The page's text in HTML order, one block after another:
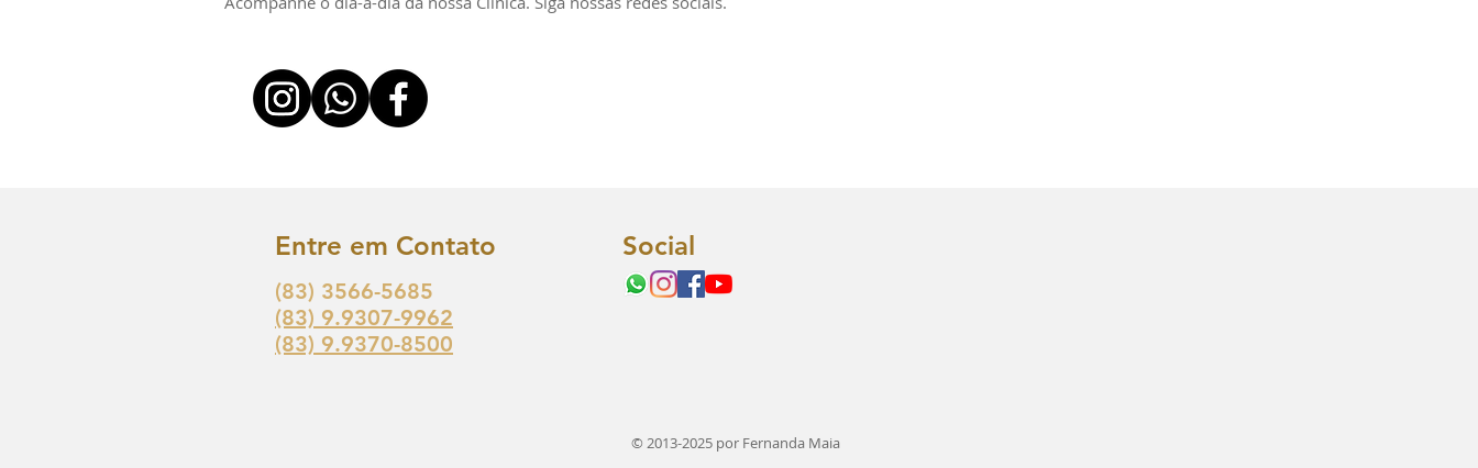
Entre em Contato
(83) 3566-5685
(83) 9.9307-9962
(83) 9.9370-8500
Social
© 2013-2025 por Fernanda Maia